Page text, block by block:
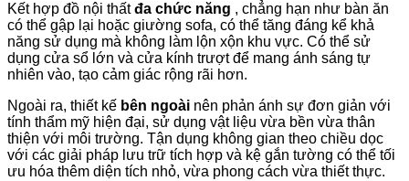
Kết hợp đồ nội thấtđa chức năng , chẳng hạn như bàn ăn
có thể gập lại hoặc giường sofa, có thể tăng đáng kể khả
năng sử dụng mà không làm lộn xộn khu vực. Có thể sử
dụng cửa sổ lớn và cửa kính trượt để mang ánh sáng tự
nhiên vào, tạo cảm giác rộng rãi hơn.
Ngoài ra, thiết kế bên ngoài nên phản ánh sự đơn giản với
tính thẩm mỹ hiện đại, sử dụng vật liệu vừa bền vừa thân
thiện với môi trường. Tận dụng không gian theo chiều dọc
với các giải pháp lưu trữ tích hợp và kệ gắn tường có thể tối
ưu hóa thêm diện tích nhỏ, vừa phong cách vừa thiết thực.